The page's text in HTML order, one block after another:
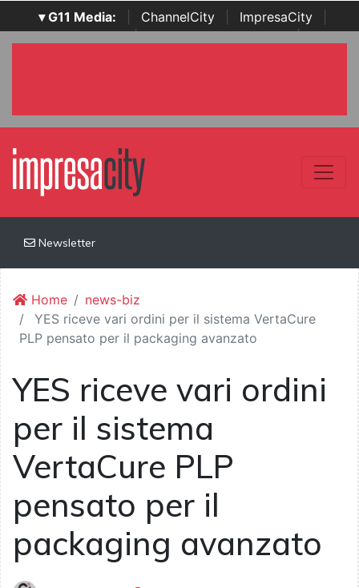
▾ G11 Media: ChannelCity ImpresaCity
SecurityOpenLab | Italian Channel Awards | Italian
Newsletter
Home
news-biz
YES riceve vari ordini per il sistema VertaCure
PLP pensato per il packaging avanzato
YES riceve vari ordini
per il sistema
VertaCure PLP
pensato per il
packaging avanzato